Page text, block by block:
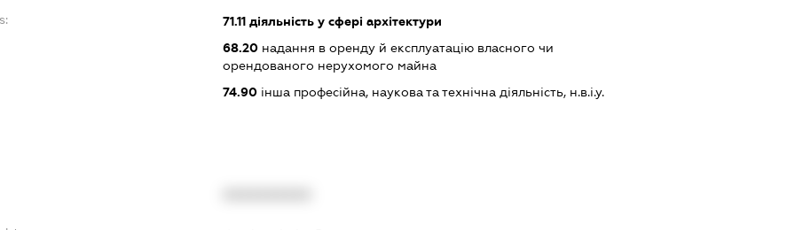
71.11 діяльність у сфері архітектури
68.20 надання в оренду й експлуатацію власного чи
орендованого нерухомого майна
74.90 інша професійна, наукова та технічна діяльність, н.в.і.у.